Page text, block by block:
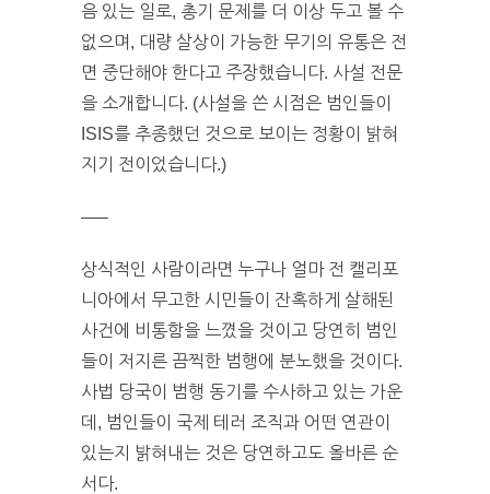
음 있는 일로, 총기 문제를 더 이상 두고 볼 수
없으며, 대량 살상이 가능한 무기의 유통은 전
면 중단해야 한다고 주장했습니다. 사설 전문
을 소개합니다. (사설을 쓴 시점은 범인들이
ISIS를 추종했던 것으로 보이는 정황이 밝혀
지기 전이었습니다.)
—–
상식적인 사람이라면 누구나 얼마 전 캘리포
니아에서 무고한 시민들이 잔혹하게 살해된
사건에 비통함을 느꼈을 것이고 당연히 범인
들이 저지른 끔찍한 범행에 분노했을 것이다.
사법 당국이 범행 동기를 수사하고 있는 가운
데, 범인들이 국제 테러 조직과 어떤 연관이
있는지 밝혀내는 것은 당연하고도 올바른 순
서다.